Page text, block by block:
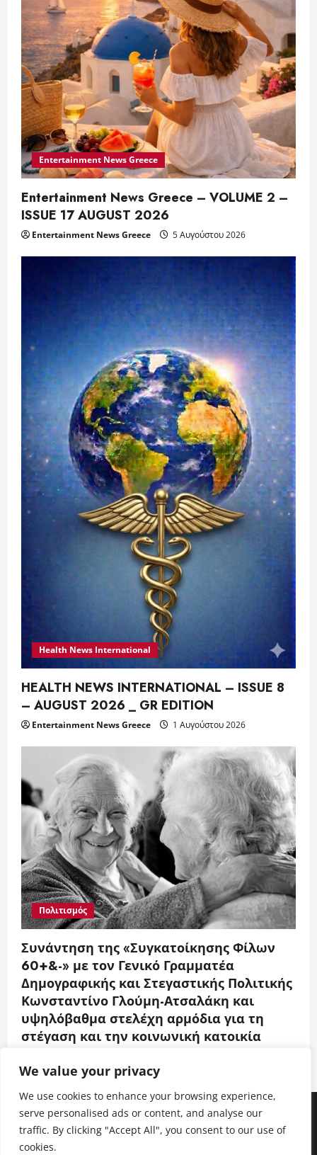
We value your privacy
We use cookies to enhance your browsing experience,
serve personalised ads or content, and analyse our
traffic. By clicking "Accept All", you consent to our use of
cookies.
Entertainment News Greece
Entertainment News Greece – VOLUME 2 –
ISSUE 17 AUGUST 2026
Entertainment News Greece 5 Αυγούστου 2026
Health News International
HEALTH NEWS INTERNATIONAL – ISSUE 8
– AUGUST 2026 _ GR EDITION
Entertainment News Greece 1 Αυγούστου 2026
Πολιτισμός
Συνάντηση της «Συγκατοίκησης Φίλων
60+&-» με τον Γενικό Γραμματέα
Δημογραφικής και Στεγαστικής Πολιτικής
Κωνσταντίνο Γλούμη-Ατσαλάκη και
υψηλόβαθμα στελέχη αρμόδια για τη
στέγαση και την κοινωνική κατοικία
Facebook Instagram Twitter Youtube LinkedIn
Facebook
Instagram
TwitterYoutubeLinkedIn